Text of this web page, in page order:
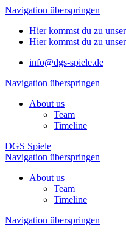
Navigation überspringen
Hier kommst du zu
Hier kommst du zu
info@dgs-spiele.de
Navigation überspringen
About us
Team
Timeline
DGS Spiele
Navigation überspringen
About us
Team
Timeline
Navigation überspringen